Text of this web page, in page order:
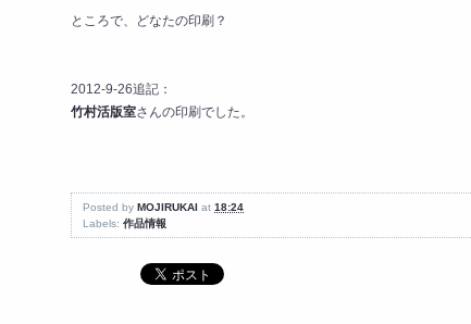
ところで、どなたの印刷？
2012-9-26追記：
竹村活版室さんの印刷でした。
Posted by MOJIRUKAI at 18:24
Labels: 作品情報